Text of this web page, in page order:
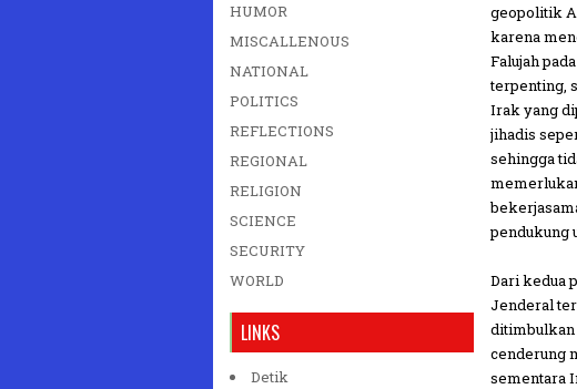
geopolitik
karena
Falujah
terpenting,
Irak yang
jihadis
sehingga
pendukung
Dari kedua
Jenderal
ditimbulkan
cenderung
sementara
HUMOR
MISCALLENOUS
NATIONAL
POLITICS
REFLECTIONS
REGIONAL
RELIGION
SCIENCE
SECURITY
WORLD
LINKS
Detik